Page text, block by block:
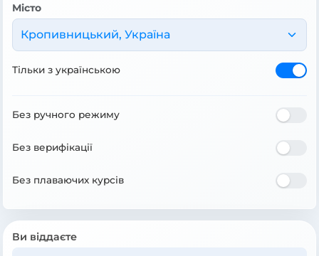
Місто
Кропивницький, Україна
Тільки з українською
Без ручного режиму
Без верифікації
Без плаваючих курсів
Ви віддаєте